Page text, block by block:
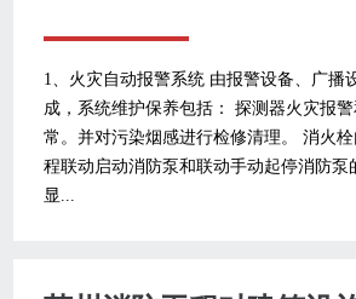
1、火灾自动报警系统 由报警设备、广播
成，系统维护保养包括： 探测器火灾报
常。并对污染烟感进行检修清理。 消火
程联动启动消防泵和联动手动起停消防泵
显...